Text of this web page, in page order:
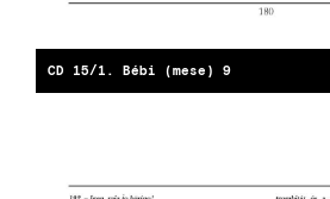
CD 15/1. Bébi (mese) 9